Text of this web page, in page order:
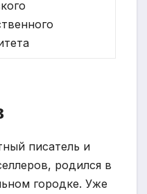
писатель и
родился в
городке. Уже